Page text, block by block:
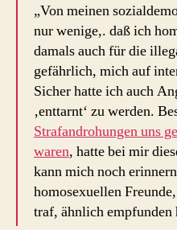
„Von meinen
nur wenige,. daß ich
damals auch für die
gefährlich, mich auf
Sicher hatte ich auch
‚enttarnt‘ zu werden.
Strafandrohungen uns
waren, hatte bei mir
kann mich noch
homosexuellen
traf, ähnlich empfunden